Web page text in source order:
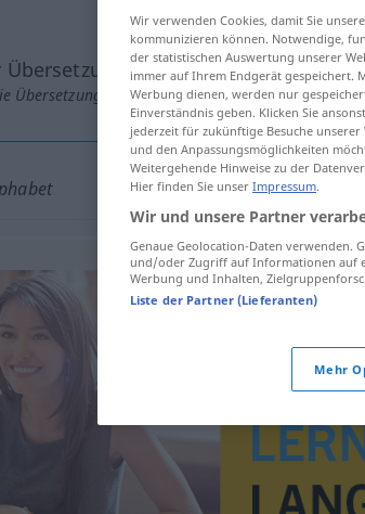
Übersetzung anklicken/antippen)
Wir verwenden Cookies, damit Sie
kommunizieren können. Notwendige,
der statistischen Auswertung unserer
immer auf Ihrem Endgerät gespeichert.
Werbung dienen, werden nur
Einverständnis geben. Klicken Sie
jederzeit für zukünftige Besuche
und den Anpassungsmöglichkeiten
Weitergehende Hinweise zu der
Hier finden Sie unser Impressum.
Wir und unsere Partner
Genaue Geolocation-Daten verwenden.
und/oder Zugriff auf Informationen auf
Werbung und Inhalten,
Liste der Partner (Lieferanten)
Mehr